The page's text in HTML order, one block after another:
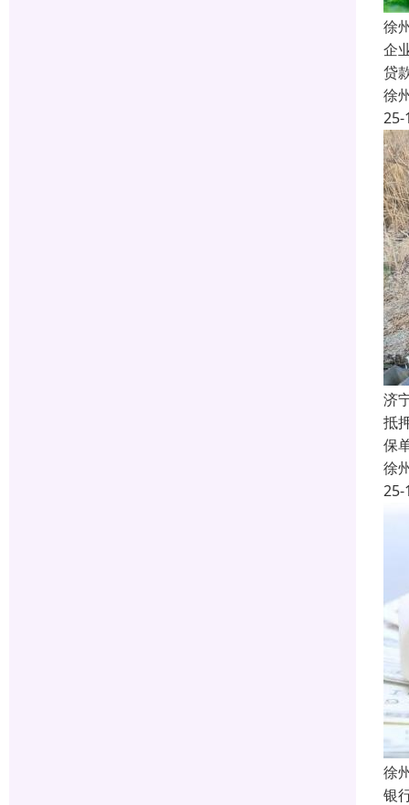
徐
企
贷
徐
25-
济
抵
保
徐
25-
徐
银